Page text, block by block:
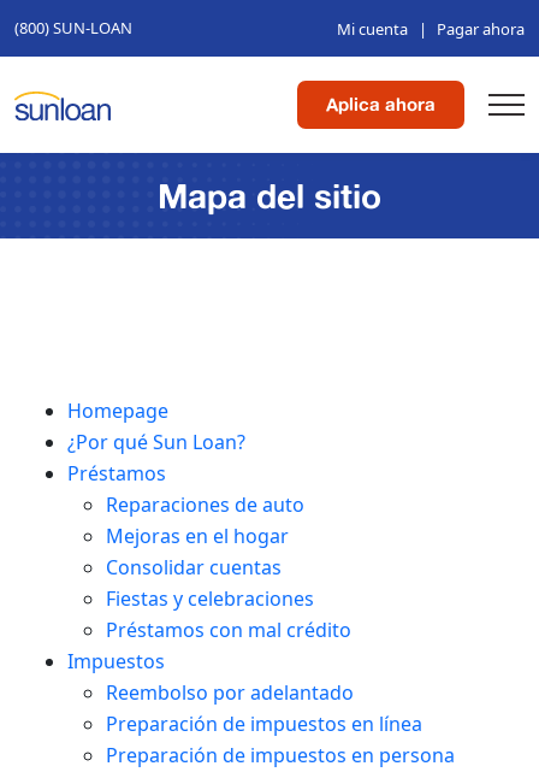
(800) SUN-LOAN Mi cuenta | Pagar ahora
Aplica ahora
Mapa del sitio
Homepage
¿Por qué Sun Loan?
Préstamos
Reparaciones de auto
Mejoras en el hogar
Consolidar cuentas
Fiestas y celebraciones
Préstamos con mal crédito
Impuestos
Reembolso por adelantado
Preparación de impuestos en línea
Preparación de impuestos en persona